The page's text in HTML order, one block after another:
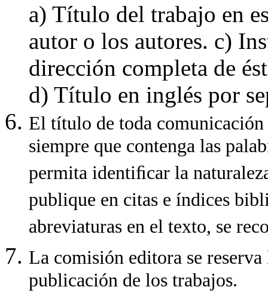
a) Título del trabajo en
autor o los autores. c)
dirección completa de
d) Título en inglés por
El título de toda comunicación
siempre que contenga las
permita identiﬁcar la
publique en citas e índices
abreviaturas en el texto, se
La comisión editora se
publicación de los trabajos.